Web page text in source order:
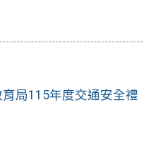
局115年度交通安全禮